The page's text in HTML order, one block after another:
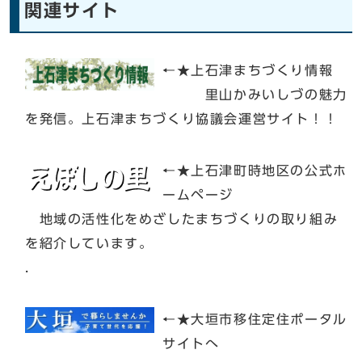
関連サイト
←★上石津まちづくり情報
里山かみいしづの魅力
を発信。上石津まちづくり協議会運営サイト！！
←★上石津町時地区の公式ホ
ームページ
地域の活性化をめざしたまちづくりの取り組み
を紹介しています。
←★大垣市移住定住ポータル
サイトへ